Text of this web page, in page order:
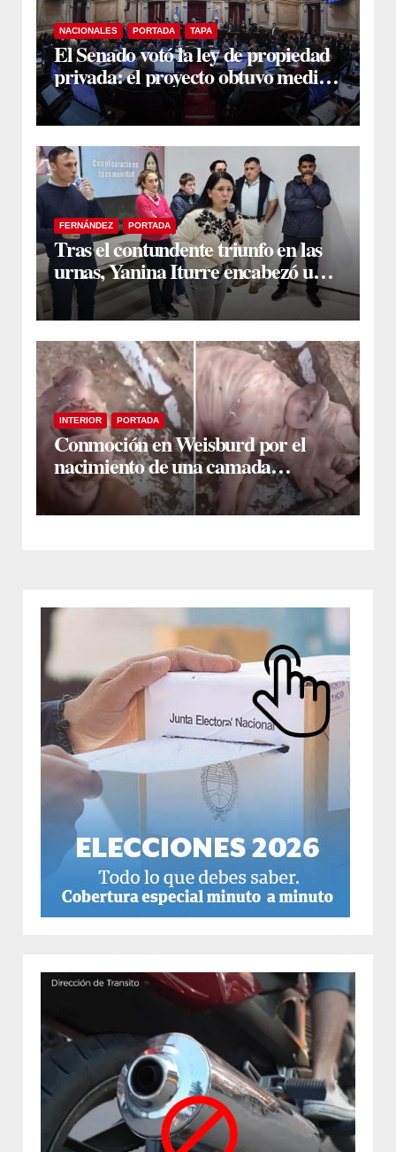
NACIONALES PORTADA TAPA
El Senado votó la ley de propiedad
privada: el proyecto obtuvo media
sanción
FERNÁNDEZ PORTADA
Tras el contundente triunfo en las
urnas, Yanina Iturre encabezó un
encuentro con vecinos y dirigentes
en Fernández
INTERIOR PORTADA
Conmoción en Weisburd por el
nacimiento de una camada
lechones con graves deformaciones